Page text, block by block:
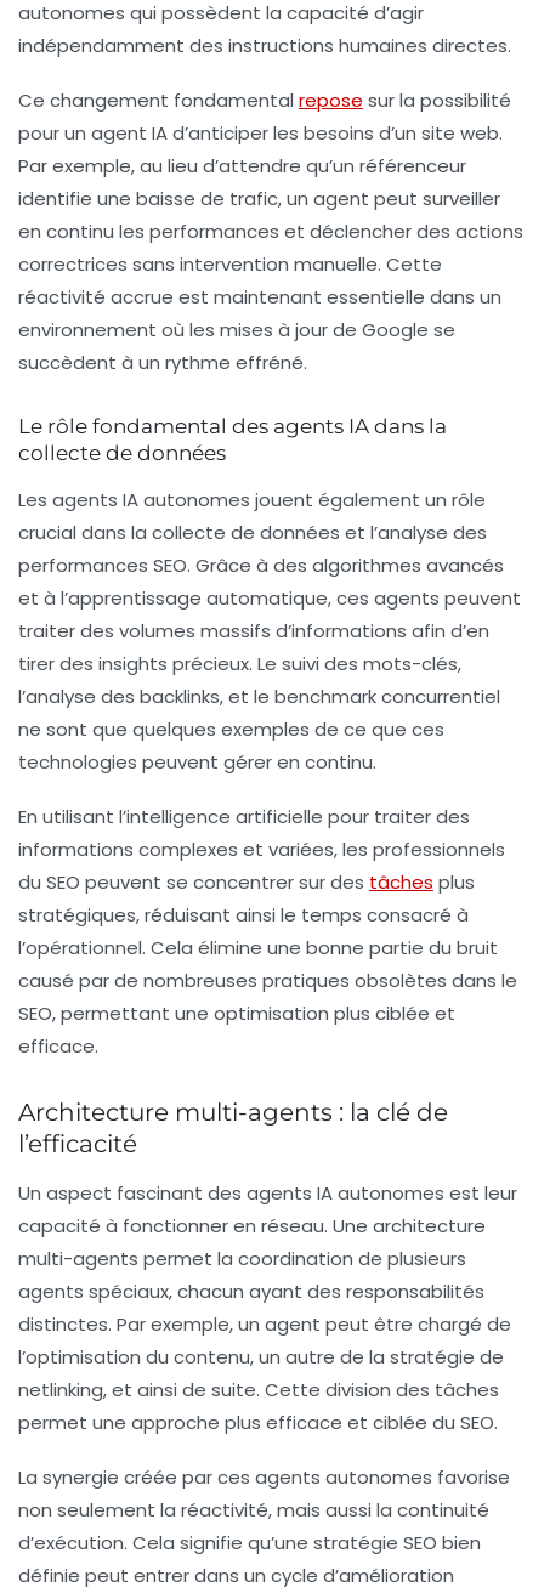
autonomes qui possèdent la capacité d’agir
indépendamment des instructions humaines directes.
Ce changement fondamental repose sur la possibilité
pour un agent IA d’anticiper les besoins d’un site web.
Par exemple, au lieu d’attendre qu’un référenceur
identifie une baisse de trafic, un agent peut surveiller
en continu les performances et déclencher des actions
correctrices sans intervention manuelle. Cette
réactivité accrue est maintenant essentielle dans un
environnement où les mises à jour de Google se
succèdent à un rythme effréné.
Le rôle fondamental des agents IA dans la
collecte de données
Les agents IA autonomes jouent également un rôle
crucial dans la collecte de données et l’analyse des
performances SEO. Grâce à des algorithmes avancés
et à l’apprentissage automatique, ces agents peuvent
traiter des volumes massifs d’informations afin d’en
tirer des insights précieux. Le suivi des mots-clés,
l’analyse des backlinks, et le benchmark concurrentiel
ne sont que quelques exemples de ce que ces
technologies peuvent gérer en continu.
En utilisant l’intelligence artificielle pour traiter des
informations complexes et variées, les professionnels
du SEO peuvent se concentrer sur des tâches plus
stratégiques, réduisant ainsi le temps consacré à
l’opérationnel. Cela élimine une bonne partie du bruit
causé par de nombreuses pratiques obsolètes dans le
SEO, permettant une optimisation plus ciblée et
efficace.
Architecture multi-agents : la clé de
l’efficacité
Un aspect fascinant des agents IA autonomes est leur
capacité à fonctionner en réseau. Une architecture
multi-agents permet la coordination de plusieurs
agents spéciaux, chacun ayant des responsabilités
distinctes. Par exemple, un agent peut être chargé de
l’optimisation du contenu, un autre de la stratégie de
netlinking, et ainsi de suite. Cette division des tâches
permet une approche plus efficace et ciblée du SEO.
La synergie créée par ces agents autonomes favorise
non seulement la réactivité, mais aussi la continuité
d’exécution. Cela signifie qu’une stratégie SEO bien
définie peut entrer dans un cycle d’amélioration